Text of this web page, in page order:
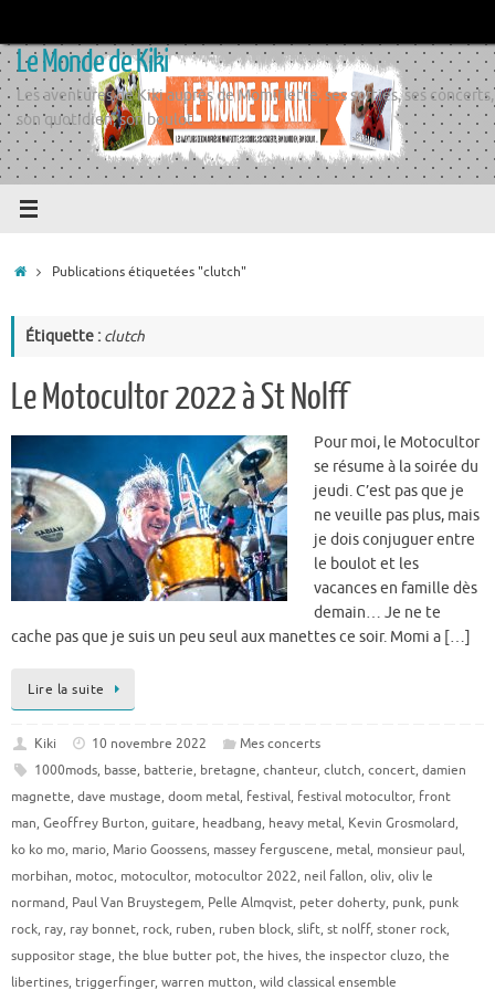
contenu
Le Monde de Kiki
Les aventures de Kiki auprès de Momiflette, ses sorties, ses concerts,
son quotidien, son boulot
AccueilPublications étiquetées "clutch"
Étiquette : clutch
Le Motocultor 2022 à St Nolff
Pour moi, le Motocultor
se résume à la soirée du
jeudi. C’est pas que je
ne veuille pas plus, mais
je dois conjuguer entre
le boulot et les
vacances en famille dès
demain… Je ne te
cache pas que je suis un peu seul aux manettes ce soir. Momi a […]
Lire la suite
Kiki 10 novembre 2022
Mes concerts
1000mods, basse, batterie, bretagne, chanteur, clutch, concert, damien
magnette, dave mustage, doom metal, festival, festival motocultor, front
man, Geoffrey Burton, guitare, headbang, heavy metal, Kevin Grosmolard,
ko ko mo, mario, Mario Goossens, massey ferguscene, metal, monsieur paul,
morbihan, motoc, motocultor, motocultor 2022, neil fallon, oliv, oliv le
normand, Paul Van Bruystegem, Pelle Almqvist, peter doherty, punk, punk
rock, ray, ray bonnet, rock, ruben, ruben block, slift, st nolff, stoner rock,
suppositor stage, the blue butter pot, the hives, the inspector cluzo, the
libertines, triggerfinger, warren mutton, wild classical ensemble